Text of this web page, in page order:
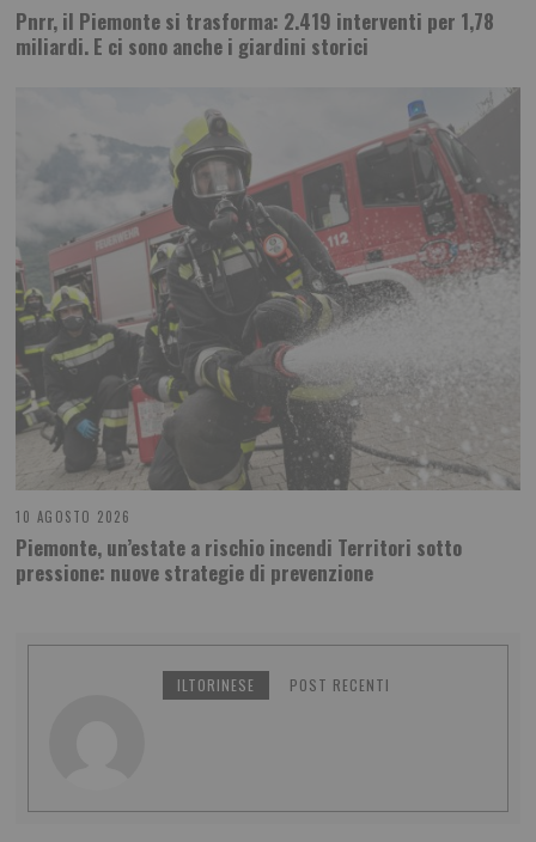
Pnrr, il Piemonte si trasforma: 2.419 interventi per 1,78
miliardi. E ci sono anche i giardini storici
10 AGOSTO 2026
Piemonte, un’estate a rischio incendi Territori sotto
pressione: nuove strategie di prevenzione
ILTORINESE POST RECENTI